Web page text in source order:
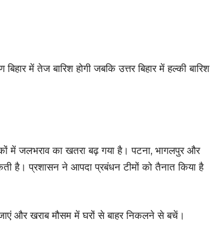
में तेज बारिश होगी जबकि उत्तर बिहार में हल्की बारिश
में जलभराव का खतरा बढ़ गया है। पटना, भागलपुर और
है। प्रशासन ने आपदा प्रबंधन टीमों को तैनात किया है
और खराब मौसम में घरों से बाहर निकलने से बचें।